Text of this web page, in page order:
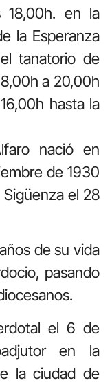
18,00h. en la
la Esperanza
tanatorio de
a 20,00h
hasta la
nació en
de 1930
el 28
de su vida
pasando
el 6 de
en la
la ciudad de